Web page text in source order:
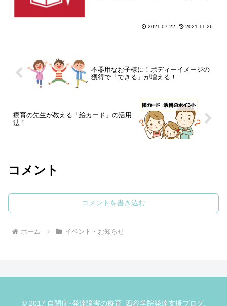
SDGsについての...2021.07.22 2021.11.26
不器用なお子様に！ボディーイメージの
獲得で「できる」が増える！
療育の先生が教える「絵カード」の活用
法！
コメント
コメントを書き込む
ホーム イベント・お知らせ
© 2017 自閉症･発達障害の療育_四谷学院発達支援ブログ.